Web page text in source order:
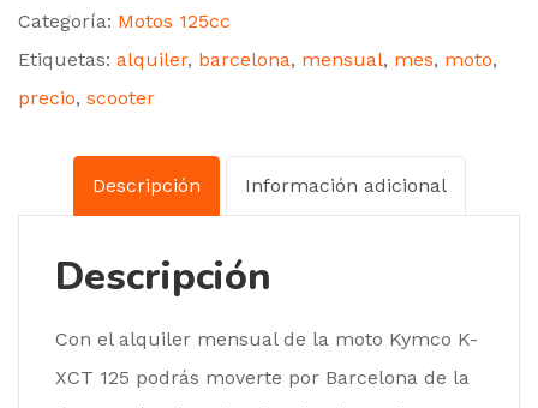
Categoría: Motos 125cc
Etiquetas: alquiler, barcelona, mensual, mes, moto,
precio, scooter
Descripción Información adicional
Descripción
Con el alquiler mensual de la moto Kymco K-
XCT 125 podrás moverte por Barcelona de la